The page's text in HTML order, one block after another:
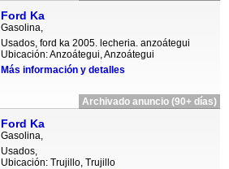
Ford Ka
Gasolina,
Usados, ford ka 2005. lecheria. anzoátegui
Ubicación: Anzoátegui, Anzoátegui
Más información y detalles
Archivado anuncio (90+ días)
Ford Ka
Gasolina,
Usados,
Ubicación: Trujillo, Trujillo